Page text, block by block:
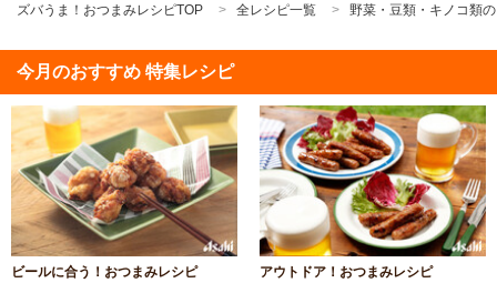
ズバうま！おつまみレシピTOP
全レシピ一覧 野菜・豆類・キノコ類
今月のおすすめ 特集レシピ
ビールに合う！おつまみレシピ アウトドア！おつまみレシピ